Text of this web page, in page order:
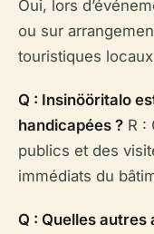
Oui, lors
ou sur
touristiques
Q : Insinööritalo
handicapées ? R :
publics et des
immédiats du
Q : Quelles